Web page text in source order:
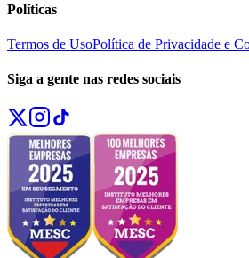
Políticas
Termos de UsoPolítica de Privacidade e
Siga a gente nas redes sociais